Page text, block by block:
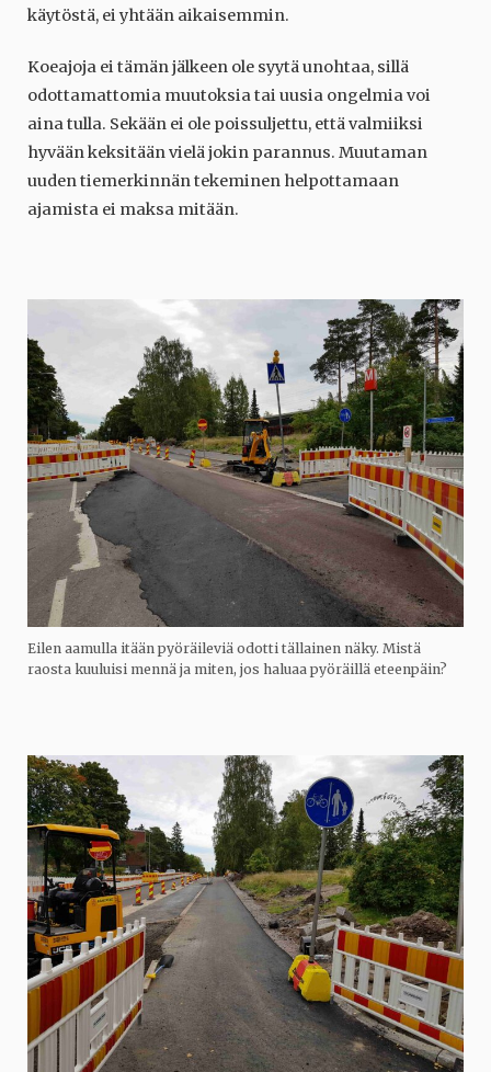
käytöstä, ei yhtään aikaisemmin.
Koeajoja ei tämän jälkeen ole syytä unohtaa, sillä
odottamattomia muutoksia tai uusia ongelmia voi
aina tulla. Sekään ei ole poissuljettu, että valmiiksi
hyvään keksitään vielä jokin parannus. Muutaman
uuden tiemerkinnän tekeminen helpottamaan
ajamista ei maksa mitään.
Eilen aamulla itään pyöräileviä odotti tällainen näky. Mistä
raosta kuuluisi mennä ja miten, jos haluaa pyöräillä eteenpäin?